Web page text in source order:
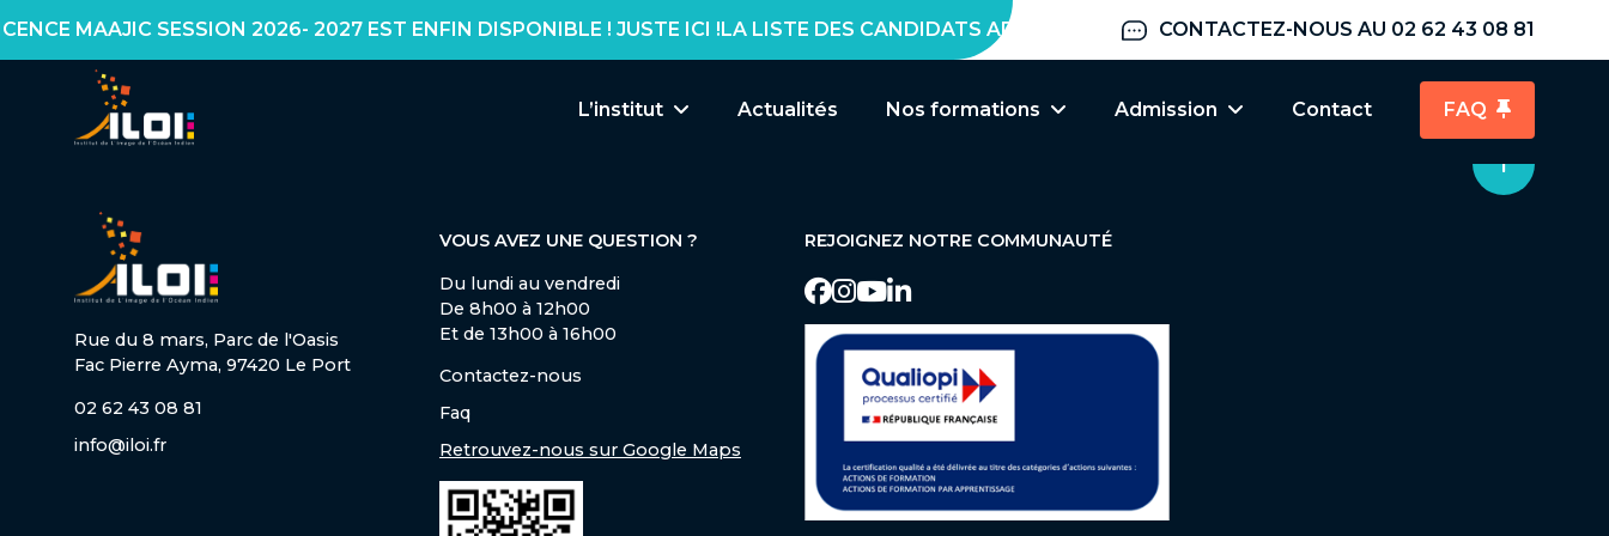
MAAJIC SESSION 2026- 2027 EST ENFIN DISPONIBLE ! JUSTE ICI ! CONTACTEZ-NOUS AU 02 62 43 08 81
L’institut
Notre équipe
Actualités Nos formations
Formation en apprentissage
Admission
Faq
Contact FAQ
Rue du 8 mars, Parc de l'Oasis
Fac Pierre Ayma, 97420 Le Port
02 62 43 08 81
info@iloi.fr
VOUS AVEZ UNE QUESTION ?
Du lundi au vendredi
De 8h00 à 12h00
Et de 13h00 à 16h00
Contactez-nous
Faq
Retrouvez-nous sur Google Maps
REJOIGNEZ NOTRE COMMUNAUTÉ